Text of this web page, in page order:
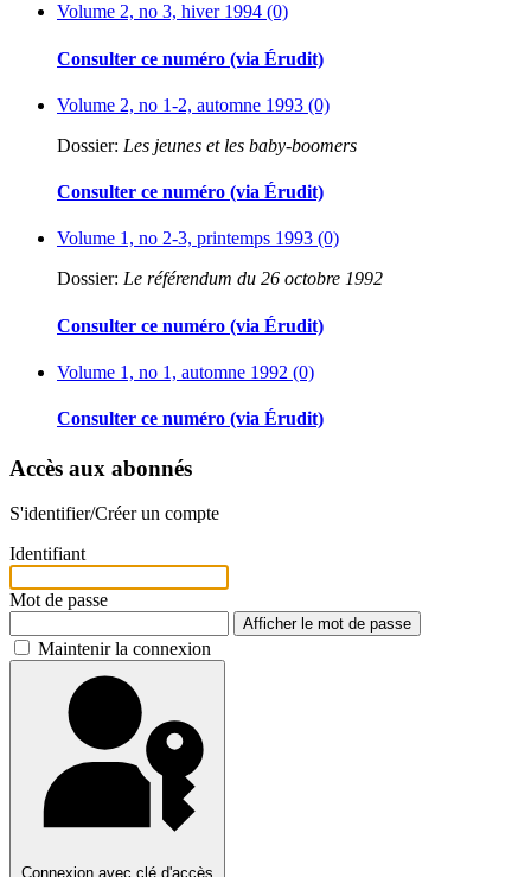
Volume 2, no 3, hiver 1994 (0)
Consulter ce numéro (via Érudit)
Volume 2, no 1-2, automne 1993 (0)
Dossier: Les jeunes et les baby-boomers
Consulter ce numéro (via Érudit)
Volume 1, no 2-3, printemps 1993 (0)
Dossier: Le référendum du 26 octobre 1992
Consulter ce numéro (via Érudit)
Volume 1, no 1, automne 1992 (0)
Consulter ce numéro (via Érudit)
Accès aux abonnés
S'identifier/Créer un compte
Identifiant
Mot de passe
Afficher le mot de passe
Maintenir la connexion
Connexion avec clé d'accès